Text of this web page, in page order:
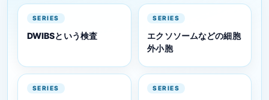
SERIES
DWIBSという検査
SERIES
エクソソームなどの細胞
外小胞
SERIES SERIES